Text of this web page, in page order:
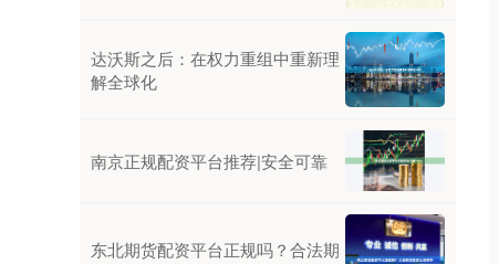
达沃斯之后：在权力重组中重新理
解全球化
南京正规配资平台推荐|安全可靠
东北期货配资平台正规吗？合法期